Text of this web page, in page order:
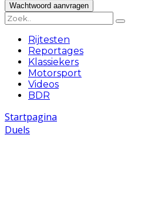
Rijtesten
Reportages
Klassiekers
Motorsport
Videos
BDR
Startpagina
Duels